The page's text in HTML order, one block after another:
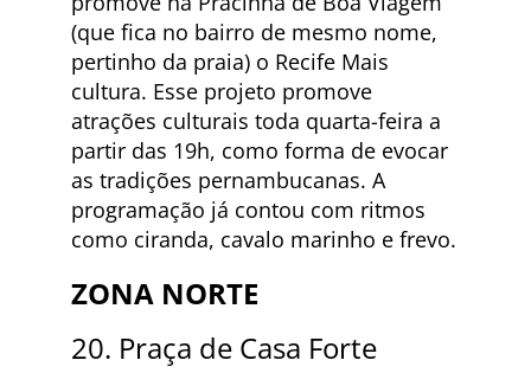
(que fica no bairro de mesmo nome,
pertinho da praia) o Recife Mais
cultura. Esse projeto promove
atrações culturais toda quarta-feira a
partir das 19h, como forma de evocar
as tradições pernambucanas. A
programação já contou com ritmos
como ciranda, cavalo marinho e frevo.
ZONA NORTE
20. Praça de Casa Forte